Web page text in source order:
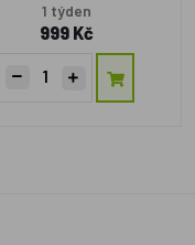
1 týden
999 Kč